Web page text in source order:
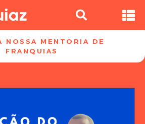
NOSSA MENTORIA DE
FRANQUIAS​